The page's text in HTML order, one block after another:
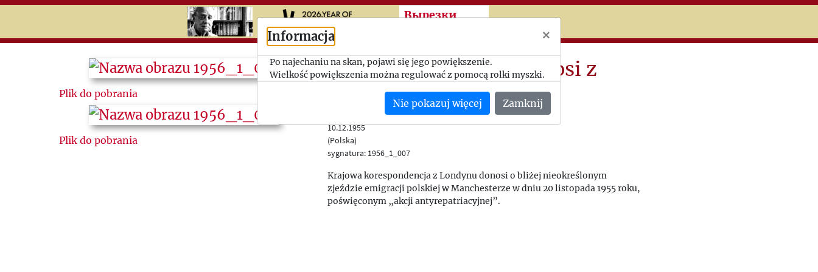
Przeskocz do treści zasadniczej
Вырезки
Search
Plik do pobrania
Plik do pobrania
Nasz korespondent donosi z
Londynu
Biuletyn „Kraj”, nr 8
10.12.1955
(Polska)
sygnatura: 1956_1_007
Krajowa korespondencja z Londynu donosi o bliżej nieokreślonym
zjeździe emigracji polskiej w Manchesterze w dniu 20 listopada 1955 roku,
poświęconym „akcji antyrepatriacyjnej”.
Informacja ×
Po najechaniu na skan, pojawi się jego powiększenie.
Wielkość powiększenia można regulować z pomocą rolki myszki.
Nie pokazuj więcej Zamknij